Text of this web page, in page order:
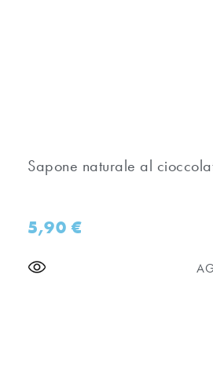
Sapone naturale al
5,90€